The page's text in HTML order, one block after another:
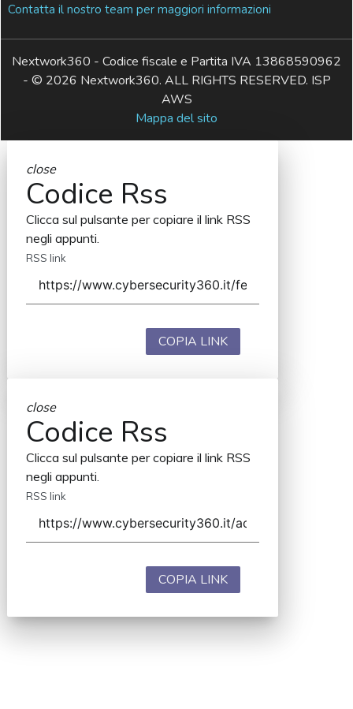
Contatta il nostro team per maggiori informazioni
Nextwork360 - Codice fiscale e Partita IVA 13868590962
- © 2026 Nextwork360. ALL RIGHTS RESERVED. ISP
AWS
Mappa del sito
close
Codice Rss
Clicca sul pulsante per copiare il link RSS
negli appunti.
RSS link
COPIA LINK
close
Codice Rss
Clicca sul pulsante per copiare il link RSS
negli appunti.
RSS link
COPIA LINK